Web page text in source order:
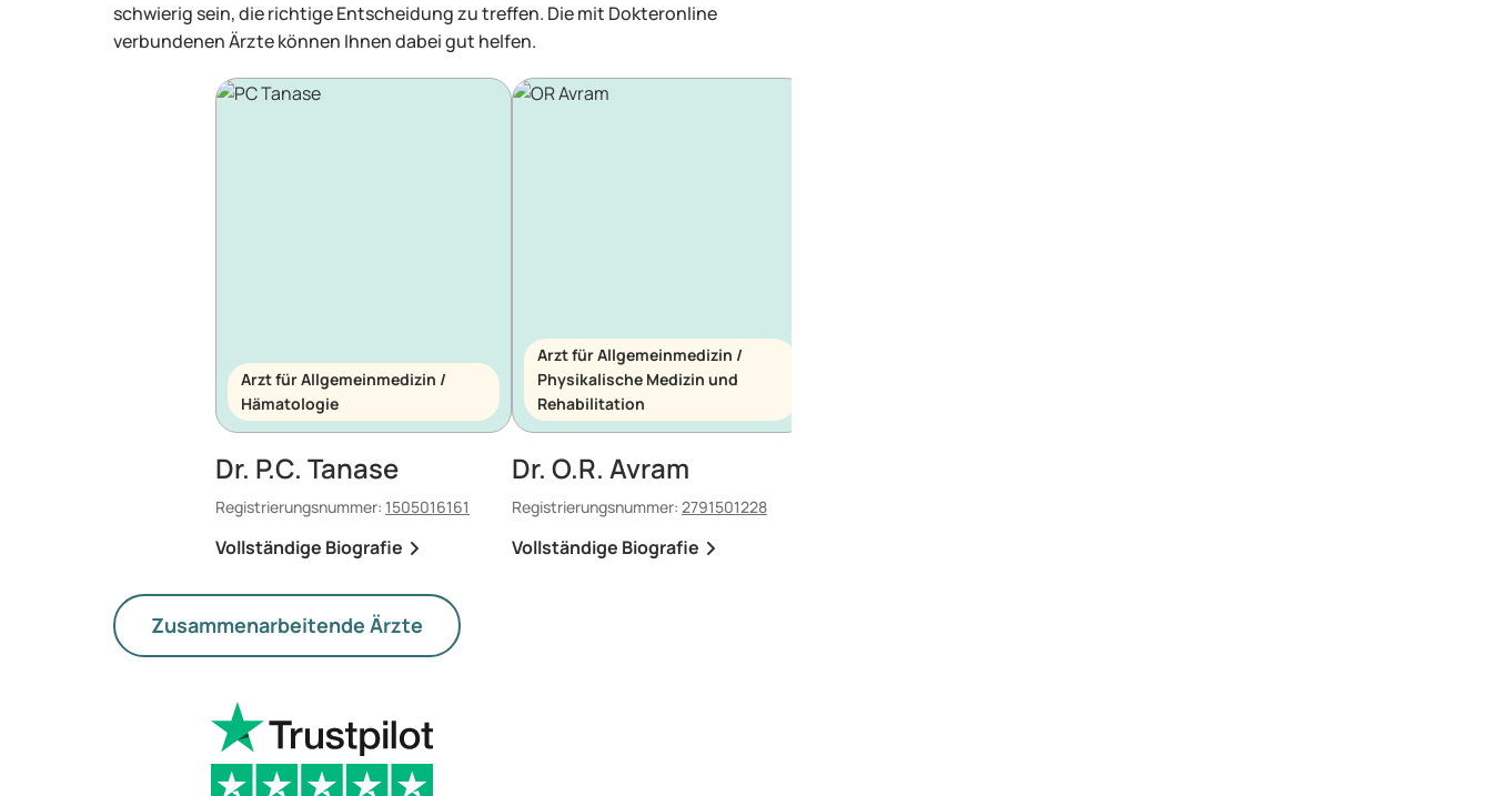
schwierig sein, die richtige Entscheidung zu treffen. Die mit Dokteronline
verbundenen Ärzte können Ihnen dabei gut helfen.
Arzt für Allgemeinmedizin /
Hämatologie
Dr. P.C. Tanase
Registrierungsnummer: 1505016161
Vollständige Biografie
Arzt für Allgemeinmedizin /
Physikalische Medizin und
Rehabilitation
Dr. O.R. Avram
Registrierungsnummer: 2791501228
Vollständige Biografie
Zusammenarbeitende Ärzte